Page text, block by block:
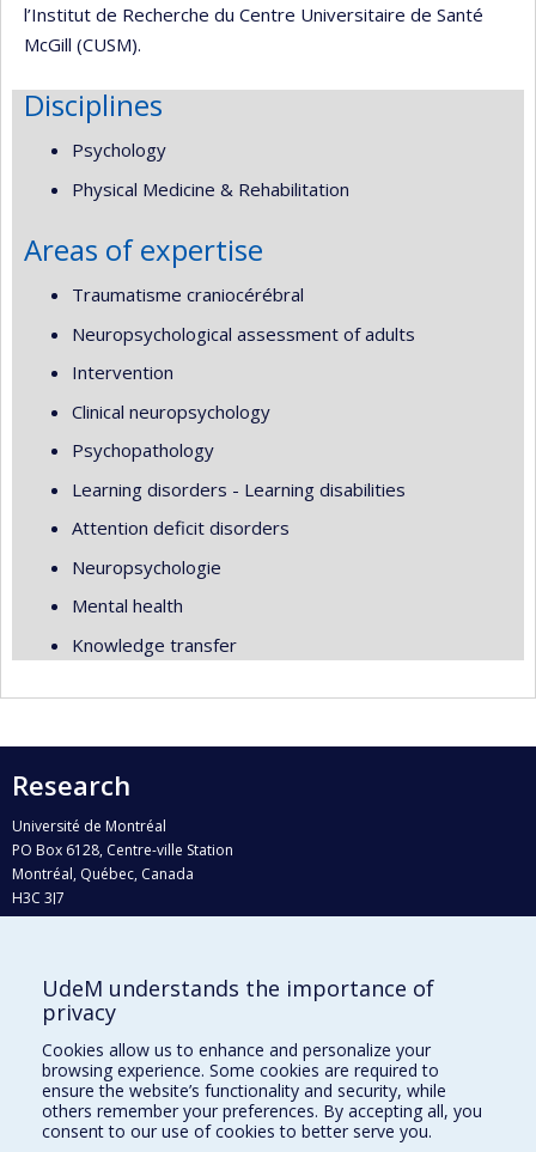
l’Institut de Recherche du Centre Universitaire de Santé
McGill (CUSM).
Disciplines
Psychology
Physical Medicine & Rehabilitation
Areas of expertise
Traumatisme craniocérébral
Neuropsychological assessment of adults
Intervention
Clinical neuropsychology
Psychopathology
Learning disorders - Learning disabilities
Attention deficit disorders
Neuropsychologie
Mental health
Knowledge transfer
Research
Université de Montréal
PO Box 6128, Centre-ville Station
Montréal, Québec, Canada
H3C 3J7
Who does what?
Find us
Site map
Accessibility
UdeM understands the importance of
privacy
Cookies allow us to enhance and personalize your
browsing experience. Some cookies are required to
ensure the website’s functionality and security, while
others remember your preferences. By accepting all, you
consent to our use of cookies to better serve you.